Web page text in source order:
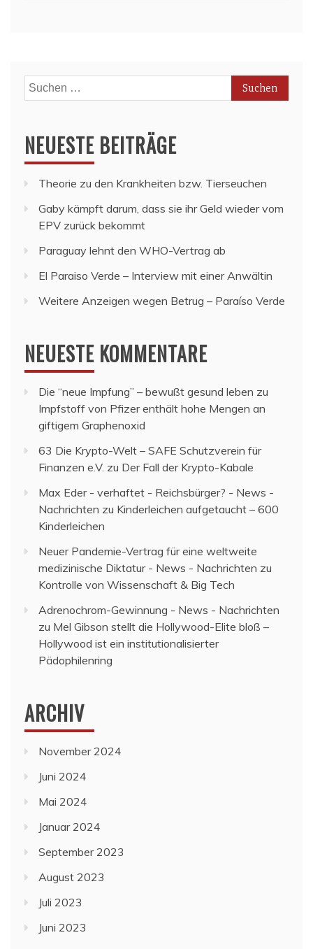
Suchen
nach:
NEUESTE BEITRÄGE
Theorie zu den Krankheiten bzw. Tierseuchen
Gaby kämpft darum, dass sie ihr Geld wieder vom
EPV zurück bekommt
Paraguay lehnt den WHO-Vertrag ab
El Paraiso Verde – Interview mit einer Anwältin
Weitere Anzeigen wegen Betrug – Paraíso Verde
NEUESTE KOMMENTARE
Die “neue Impfung” – bewußt gesund leben zu
Impfstoff von Pfizer enthält hohe Mengen an
giftigem Graphenoxid
63 Die Krypto-Welt – SAFE Schutzverein für
Finanzen e.V. zu Der Fall der Krypto-Kabale
Max Eder - verhaftet - Reichsbürger? - News -
Nachrichten zu Kinderleichen aufgetaucht – 600
Kinderleichen
Neuer Pandemie-Vertrag für eine weltweite
medizinische Diktatur - News - Nachrichten zu
Kontrolle von Wissenschaft & Big Tech
Adrenochrom-Gewinnung - News - Nachrichten
zu Mel Gibson stellt die Hollywood-Elite bloß –
Hollywood ist ein institutionalisierter
Pädophilenring
ARCHIV
November 2024
Juni 2024
Mai 2024
Januar 2024
September 2023
August 2023
Juli 2023
Juni 2023